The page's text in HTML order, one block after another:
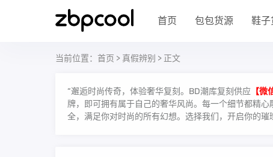
首页 包包货源 鞋子
当前位置： 首页 > 真假辨别 > 正文
“邂逅时尚传奇，体验奢华复刻。BD潮库复刻供应 【微
牌，即可拥有属于自己的奢华风尚。每一个细节都精
全，满足你对时尚的所有幻想。选择我们，开启你的璀